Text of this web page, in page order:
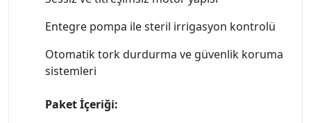
Entegre pompa ile steril irrigasyon kontrolü
Otomatik tork durdurma ve güvenlik koruma
sistemleri
Paket İçeriği: